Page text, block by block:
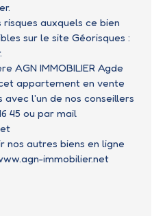
auxquels ce bien
sur le site Géorisques :
AGN IMMOBILIER Agde
appartement en vente
l'un de nos conseillers
45 ou par mail
nos autres biens en ligne
immobilier.net